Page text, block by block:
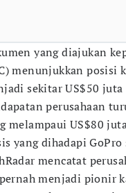
yang diajukan
menunjukkan posisi
sekitar US$50
perusahaan
melampaui US$80
yang dihadapi
mencatat
menjadi pionir